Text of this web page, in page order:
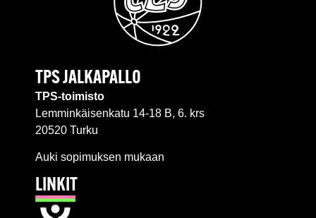
TPS JALKAPALLO
TPS-toimisto
Lemminkäisenkatu 14-18 B, 6. krs
20520 Turku
Auki sopimuksen mukaan
LINKIT